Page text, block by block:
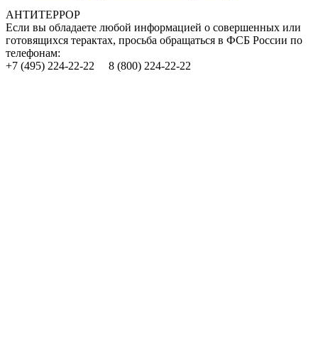
АНТИТЕРРОР
Если вы обладаете любой информацией о совершенных или
готовящихся терактах, просьба обращаться в ФСБ России по
телефонам:
+7 (495) 224-22-22 8 (800) 224-22-22